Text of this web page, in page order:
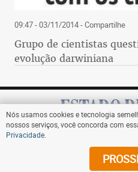
09:47 - 03/11/2014- Compartilhe
Grupo de cientistas
evolução darwiniana
Nós usamos cookies e tecnologia
nossos serviços, você concorda com
Privacidade